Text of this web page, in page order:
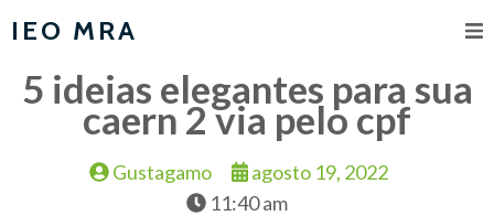
IEO MRA
5 ideias elegantes para sua
caern 2 via pelo cpf
Gustagamo
agosto 19, 2022
11:40 am